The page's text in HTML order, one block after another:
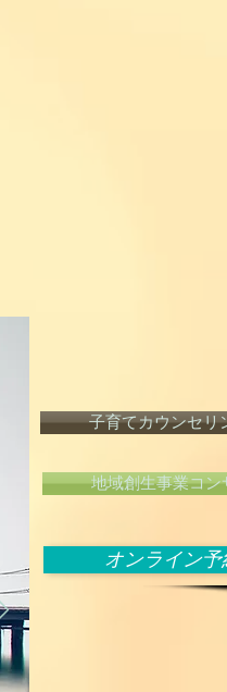
子育てカウンセリ
地域創生事業コン
オンライン予